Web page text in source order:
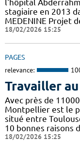
l'hôpital
stagiaire en 2013
MEDENINE Projet
18/02/2026 15:25
PAGES
relevance:
Travailler au
Avec près de
Montpellier est le
situé entre
10 bonnes raisons
18/02/2026 15:25